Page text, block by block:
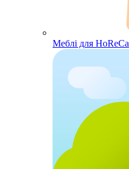
Меблі для HoReCa